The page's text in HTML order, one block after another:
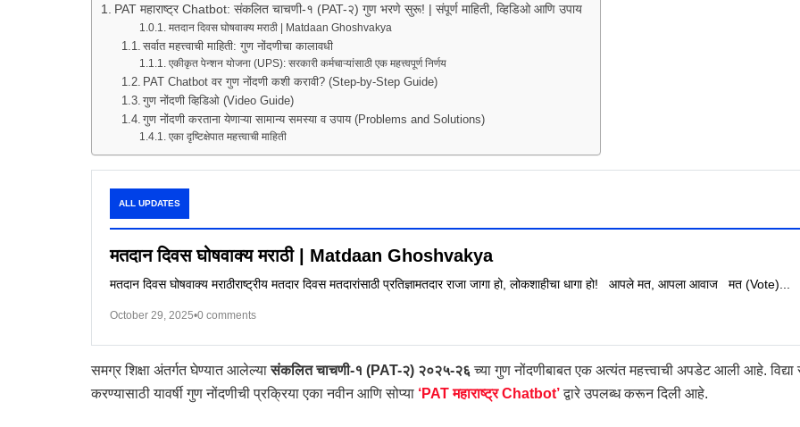
PAT महाराष्ट्र Chatbot: संकलित चाचणी-१ (PAT-२) गुण भरणे सुरू! | संपूर्ण माहिती, व्हिडिओ आणि उपाय
मतदान दिवस घोषवाक्य मराठी | Matdaan Ghoshvakya
सर्वात महत्त्वाची माहिती: गुण नोंदणीचा कालावधी
एकीकृत पेन्शन योजना (UPS): सरकारी कर्मचाऱ्यांसाठी एक महत्त्वपूर्ण निर्णय
PAT Chatbot वर गुण नोंदणी कशी करावी? (Step-by-Step Guide)
गुण नोंदणी व्हिडिओ (Video Guide)
गुण नोंदणी करताना येणाऱ्या सामान्य समस्या व उपाय (Problems and Solutions)
एका दृष्टिक्षेपात महत्त्वाची माहिती
ALL UPDATES
मतदान दिवस घोषवाक्य मराठी | Matdaan Ghoshvakya
मतदान दिवस घोषवाक्य मराठीराष्ट्रीय मतदार दिवस मतदारांसाठी प्रतिज्ञामतदार राजा जागा हो, लोकशाहीचा धागा हो! आपले मत, आपला आवाज मत (Vote)...
October 29, 2025•0 comments
समग्र शिक्षा अंतर्गत घेण्यात आलेल्यासंकलित चाचणी-१ (PAT-२) २०२५-२६ च्या गुण नोंदणीबाबत एक अत्यंत महत्त्वाची अपडेट आली आहे.
करण्यासाठी यावर्षी गुण नोंदणीची प्रक्रिया एका नवीन आणि सोप्या ‘PAT महाराष्ट्र Chatbot’ द्वारे उपलब्ध करून दिली आहे.